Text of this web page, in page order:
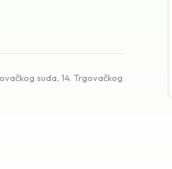
suda, 14. Trgovačkog